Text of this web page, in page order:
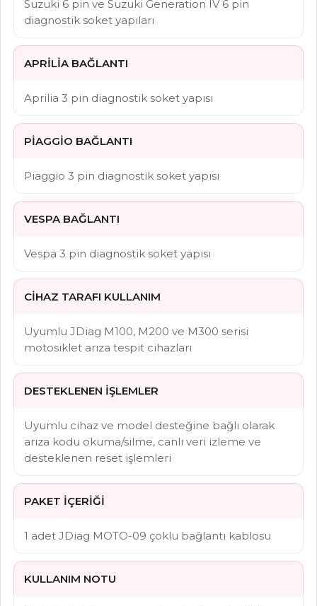
Suzuki 6 pin ve Suzuki Generation IV 6 pin
diagnostik soket yapıları
APRILIA BAĞLANTI
Aprilia 3 pin diagnostik soket yapısı
PIAGGIO BAĞLANTI
Piaggio 3 pin diagnostik soket yapısı
VESPA BAĞLANTI
Vespa 3 pin diagnostik soket yapısı
CIHAZ TARAFI KULLANIM
Uyumlu JDiag M100, M200 ve M300 serisi
motosiklet arıza tespit cihazları
DESTEKLENEN İŞLEMLER
Uyumlu cihaz ve model desteğine bağlı olarak
arıza kodu okuma/silme, canlı veri izleme ve
desteklenen reset işlemleri
PAKET İÇERIĞI
1 adet JDiag MOTO-09 çoklu bağlantı kablosu
KULLANIM NOTU